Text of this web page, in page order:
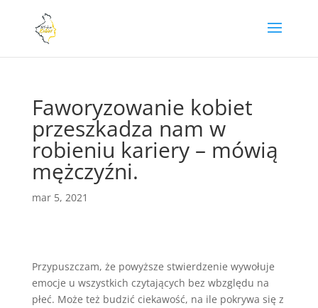
Faworyzowanie kobiet
przeszkadza nam w
robieniu kariery – mówią
mężczyźni.
mar 5, 2021
Przypuszczam, że powyższe stwierdzenie wywołuje
emocje u wszystkich czytających bez wbzględu na
płeć. Może też budzić ciekawość, na ile pokrywa się z